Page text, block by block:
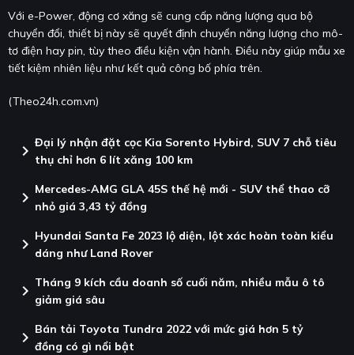
Với e-Power, động cơ xăng sẽ cung cấp năng lượng qua bộ
chuyển đổi, thiết bị này sẽ quyết định chuyển năng lượng cho mô-
tơ điện hay pin, tùy theo điều kiện vận hành. Điều này giúp mẫu xe
tiết kiệm nhiên liệu như kết quả công bố phía trên.
(Theo24h.com.vn)
chevron_right Đại lý nhận đặt cọc Kia Sorento Hybird, SUV 7 chỗ tiêu
thụ chỉ hơn 6 lít xăng 100 km
chevron_right Mercedes-AMG GLA 45S thế hệ mới - SUV thể thao cỡ
nhỏ giá 3,43 tỷ đồng
chevron_right Hyundai Santa Fe 2023 lộ diện, lột xác hoàn toàn kiểu
dáng như Land Rover
chevron_right Tháng 9 kích cầu doanh số cuối năm, nhiều mẫu ô tô
giảm giá sâu
chevron_right Bán tải Toyota Tundra 2022 với mức giá hơn 5 tỷ
đồng có gì nổi bật